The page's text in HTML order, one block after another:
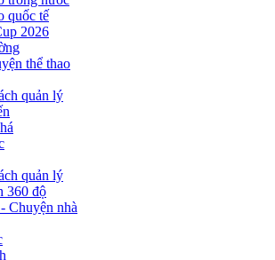
quốc tế
2026
thể thao
quản lý
quản lý
360 độ
Chuyện nhà